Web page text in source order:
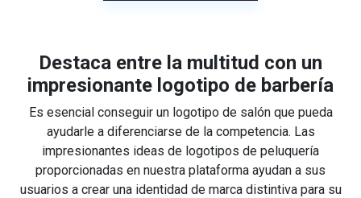
Destaca entre la multitud con un
impresionante logotipo de barbería
Es esencial conseguir un logotipo de salón que pueda
ayudarle a diferenciarse de la competencia. Las
impresionantes ideas de logotipos de peluquería
proporcionadas en nuestra plataforma ayudan a sus
usuarios a crear una identidad de marca distintiva para su